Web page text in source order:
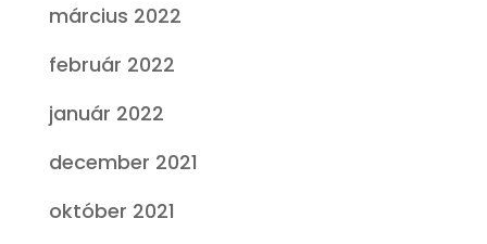
március 2022
február 2022
január 2022
december 2021
október 2021